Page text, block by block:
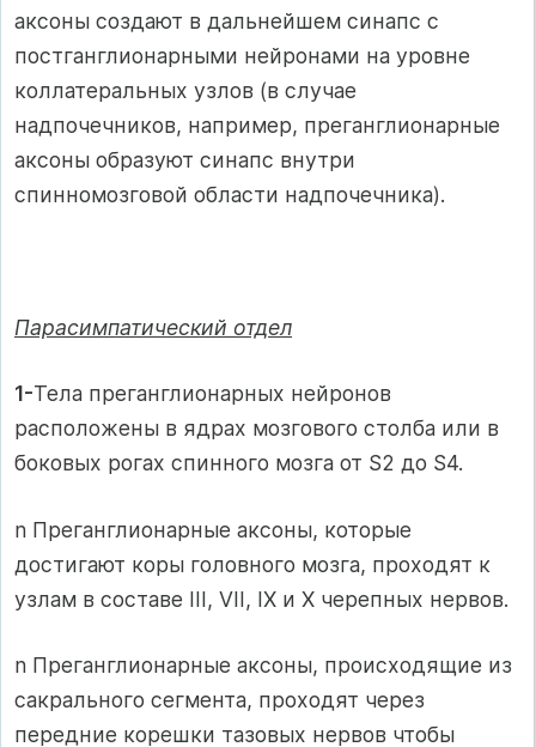
аксоны создают в дальнейшем синапс с
постганглионарными нейронами на уровне
коллатеральных узлов (в случае
надпочечников, например, преганглионарные
аксоны образуют синапс внутри
спинномозговой области надпочечника).
Парасимпатический отдел
1-Тела преганглионарных нейронов
расположены в ядрах мозгового столба или в
боковых рогах спинного мозга от S2 до S4.
n Преганглионарные аксоны, которые
достигают коры головного мозга, проходят к
узлам в составе III, VII, IX и X черепных нервов.
n Преганглионарные аксоны, происходящие из
сакрального сегмента, проходят через
передние корешки тазовых нервов чтобы